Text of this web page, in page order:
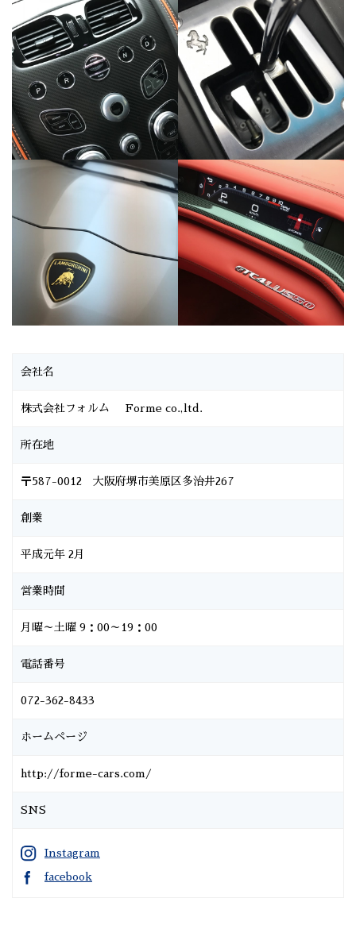
会社名
株式会社フォルム Forme co.,ltd.
所在地
〒587-0012 大阪府堺市美原区多治井267
創業
平成元年 2月
営業時間
月曜～土曜 9：00～19：00
電話番号
072-362-8433
ホームページ
http://forme-cars.com/
SNS
Instagram
facebook